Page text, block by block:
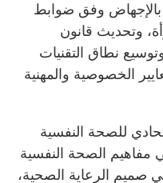
بالإجهاض وفق ضوابط
وتحديث قانون
نطاق التقنيات
الخصوصية والمهنية
للصحة النفسية
الصحة النفسية
الرعاية الصحية،